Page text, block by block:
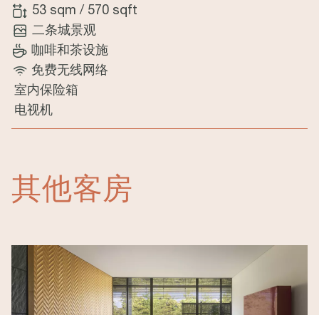
53 sqm / 570 sqft
二条城景观
咖啡和茶设施
免费无线网络
室内保险箱
电视机
其他客房
Image